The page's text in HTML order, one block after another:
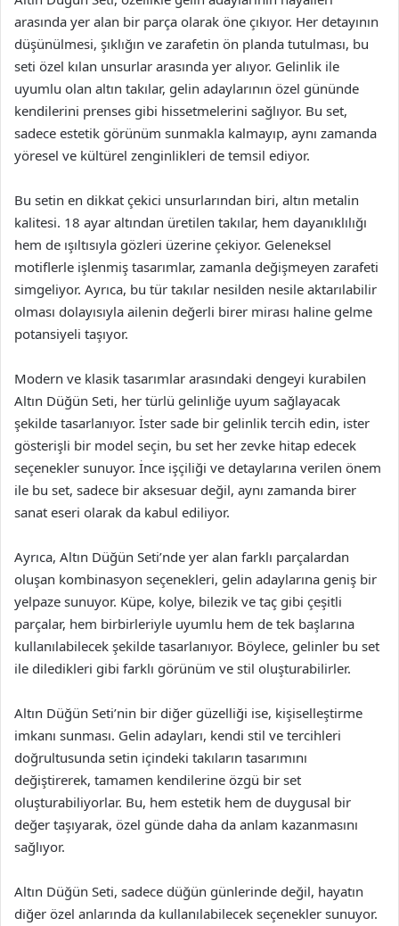
arasında yer alan bir parça olarak öne çıkıyor. Her detayının
düşünülmesi, şıklığın ve zarafetin ön planda tutulması, bu
seti özel kılan unsurlar arasında yer alıyor. Gelinlik ile
uyumlu olan altın takılar, gelin adaylarının özel gününde
kendilerini prenses gibi hissetmelerini sağlıyor. Bu set,
sadece estetik görünüm sunmakla kalmayıp, aynı zamanda
yöresel ve kültürel zenginlikleri de temsil ediyor.
Bu setin en dikkat çekici unsurlarından biri, altın metalin
kalitesi. 18 ayar altından üretilen takılar, hem dayanıklılığı
hem de ışıltısıyla gözleri üzerine çekiyor. Geleneksel
motiflerle işlenmiş tasarımlar, zamanla değişmeyen zarafeti
simgeliyor. Ayrıca, bu tür takılar nesilden nesile aktarılabilir
olması dolayısıyla ailenin değerli birer mirası haline gelme
potansiyeli taşıyor.
Modern ve klasik tasarımlar arasındaki dengeyi kurabilen
Altın Düğün Seti, her türlü gelinliğe uyum sağlayacak
şekilde tasarlanıyor. İster sade bir gelinlik tercih edin, ister
gösterişli bir model seçin, bu set her zevke hitap edecek
seçenekler sunuyor. İnce işçiliği ve detaylarına verilen önem
ile bu set, sadece bir aksesuar değil, aynı zamanda birer
sanat eseri olarak da kabul ediliyor.
Ayrıca, Altın Düğün Seti’nde yer alan farklı parçalardan
oluşan kombinasyon seçenekleri, gelin adaylarına geniş bir
yelpaze sunuyor. Küpe, kolye, bilezik ve taç gibi çeşitli
parçalar, hem birbirleriyle uyumlu hem de tek başlarına
kullanılabilecek şekilde tasarlanıyor. Böylece, gelinler bu set
ile diledikleri gibi farklı görünüm ve stil oluşturabilirler.
Altın Düğün Seti’nin bir diğer güzelliği ise, kişiselleştirme
imkanı sunması. Gelin adayları, kendi stil ve tercihleri
doğrultusunda setin içindeki takıların tasarımını
değiştirerek, tamamen kendilerine özgü bir set
oluşturabiliyorlar. Bu, hem estetik hem de duygusal bir
değer taşıyarak, özel günde daha da anlam kazanmasını
sağlıyor.
Altın Düğün Seti, sadece düğün günlerinde değil, hayatın
diğer özel anlarında da kullanılabilecek seçenekler sunuyor.